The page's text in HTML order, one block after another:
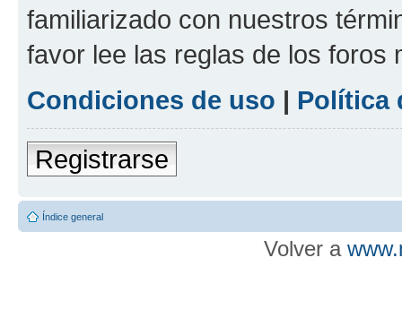
familiarizado con nuestros
favor lee las reglas de los foros
Condiciones de uso | Política
Registrarse
Índice general
Volver a